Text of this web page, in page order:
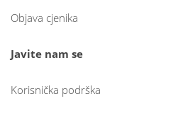
Objava cjenika
Javite nam se
Korisnička podrška